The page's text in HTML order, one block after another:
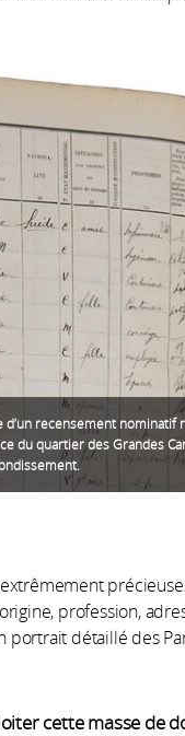
d’un recensement nominatif
du quartier des Grandes
profession,
portrait détaillé des
cette masse de